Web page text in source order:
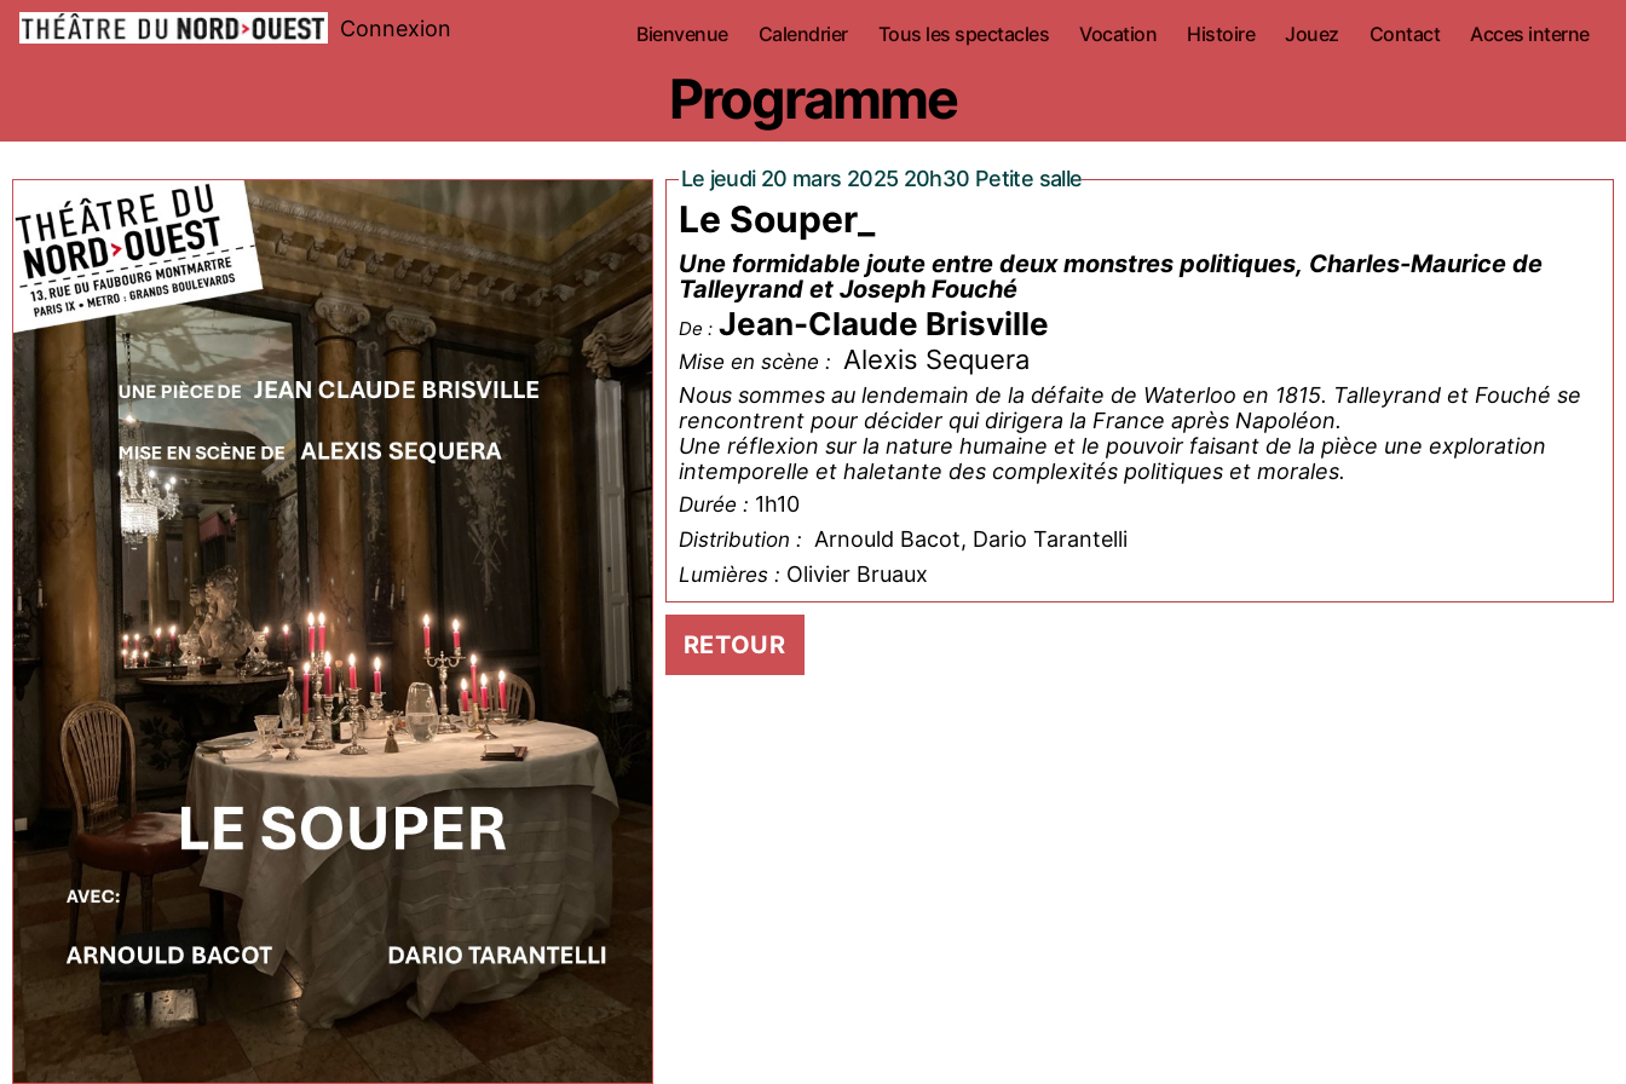
Connexion Bienvenue Calendrier Tous les spectacles Vocation Histoire Jouez Contact Acces interne
Programme
Le jeudi 20 mars 2025 20h30 Petite salle
Le Souper_
Une formidable joute entre deux monstres politiques, Charles-Maurice de
Talleyrand et Joseph Fouché
De : Jean-Claude Brisville
Mise en scène : Alexis Sequera
Nous sommes au lendemain de la défaite de Waterloo en 1815. Talleyrand et Fouché se
rencontrent pour décider qui dirigera la France après Napoléon.
Une réflexion sur la nature humaine et le pouvoir faisant de la pièce une exploration
intemporelle et haletante des complexités politiques et morales.
Durée : 1h10
Distribution : Arnould Bacot, Dario Tarantelli
Lumières : Olivier Bruaux